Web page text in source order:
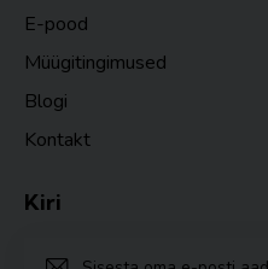
E-pood
Müügitingimused
Blogi
Kontakt
Kiri